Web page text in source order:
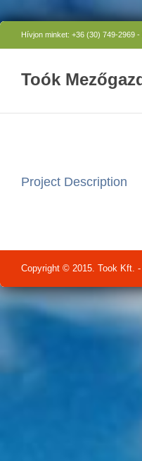
Hívjon minket: +36 (30) 749-2969
Toók
Project Description
Copyright © 2015. Took Kft.